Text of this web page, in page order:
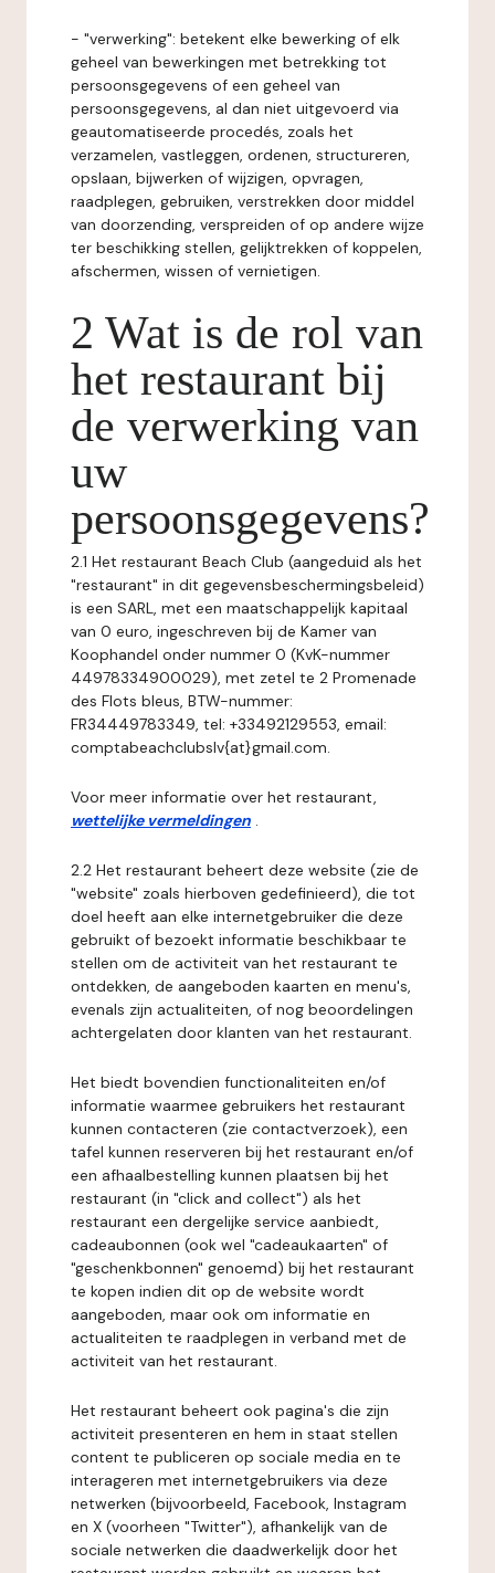
- "verwerking": betekent elke bewerking of elk
geheel van bewerkingen met betrekking tot
persoonsgegevens of een geheel van
persoonsgegevens, al dan niet uitgevoerd via
geautomatiseerde procedés, zoals het
verzamelen, vastleggen, ordenen, structureren,
opslaan, bijwerken of wijzigen, opvragen,
raadplegen, gebruiken, verstrekken door middel
van doorzending, verspreiden of op andere wijze
ter beschikking stellen, gelijktrekken of koppelen,
afschermen, wissen of vernietigen.
2 Wat is de rol van
het restaurant bij
de verwerking van
uw
persoonsgegevens?
2.1 Het restaurant Beach Club (aangeduid als het
"restaurant" in dit gegevensbeschermingsbeleid)
is een SARL, met een maatschappelijk kapitaal
van 0 euro, ingeschreven bij de Kamer van
Koophandel onder nummer 0 (KvK-nummer
44978334900029), met zetel te 2 Promenade
des Flots bleus, BTW-nummer:
FR34449783349, tel: +33492129553, email:
comptabeachclubslv{at}gmail.com.
Voor meer informatie over het restaurant,
wettelijke vermeldingen .
2.2 Het restaurant beheert deze website (zie de
"website" zoals hierboven gedefinieerd), die tot
doel heeft aan elke internetgebruiker die deze
gebruikt of bezoekt informatie beschikbaar te
stellen om de activiteit van het restaurant te
ontdekken, de aangeboden kaarten en menu's,
evenals zijn actualiteiten, of nog beoordelingen
achtergelaten door klanten van het restaurant.
Het biedt bovendien functionaliteiten en/of
informatie waarmee gebruikers het restaurant
kunnen contacteren (zie contactverzoek), een
tafel kunnen reserveren bij het restaurant en/of
een afhaalbestelling kunnen plaatsen bij het
restaurant (in "click and collect") als het
restaurant een dergelijke service aanbiedt,
cadeaubonnen (ook wel "cadeaukaarten" of
"geschenkbonnen" genoemd) bij het restaurant
te kopen indien dit op de website wordt
aangeboden, maar ook om informatie en
actualiteiten te raadplegen in verband met de
activiteit van het restaurant.
Het restaurant beheert ook pagina's die zijn
activiteit presenteren en hem in staat stellen
content te publiceren op sociale media en te
interageren met internetgebruikers via deze
netwerken (bijvoorbeeld, Facebook, Instagram
en X (voorheen "Twitter"), afhankelijk van de
sociale netwerken die daadwerkelijk door het